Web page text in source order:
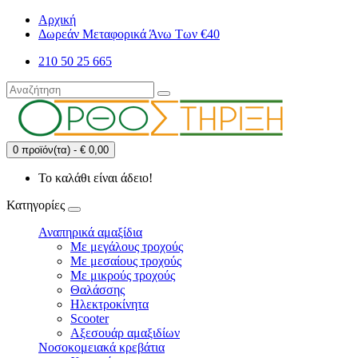
Αρχική
Δωρεάν Μεταφορικά Άνω Των €40
210 50 25 665
0 προϊόν(τα) - € 0,00
Το καλάθι είναι άδειο!
Κατηγορίες
Αναπηρικά αμαξίδια
Με μεγάλους τροχούς
Με μεσαίους τροχούς
Με μικρούς τροχούς
Θαλάσσης
Ηλεκτροκίνητα
Scooter
Αξεσουάρ αμαξιδίων
Νοσοκομειακά κρεβάτια